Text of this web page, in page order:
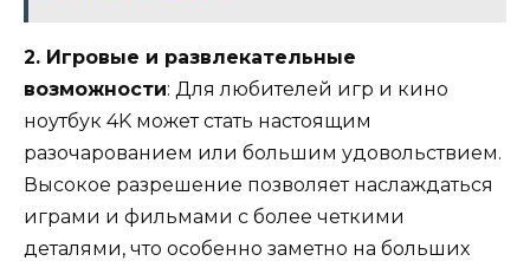
2. Игровые и развлекательные
возможности: Для любителей игр и кино
ноутбук 4K может стать настоящим
разочарованием или большим удовольствием.
Высокое разрешение позволяет наслаждаться
играми и фильмами с более четкими
деталями, что особенно заметно на больших